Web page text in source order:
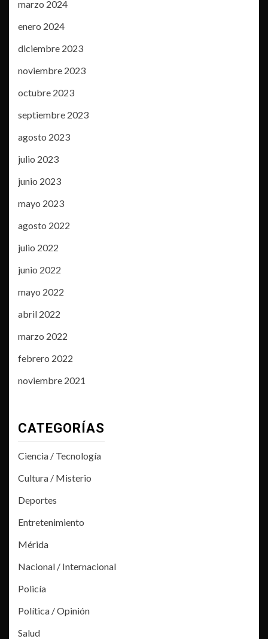
marzo 2024
enero 2024
diciembre 2023
noviembre 2023
octubre 2023
septiembre 2023
agosto 2023
julio 2023
junio 2023
mayo 2023
agosto 2022
julio 2022
junio 2022
mayo 2022
abril 2022
marzo 2022
febrero 2022
noviembre 2021
CATEGORÍAS
Ciencia / Tecnología
Cultura / Misterio
Deportes
Entretenimiento
Mérida
Nacional / Internacional
Policía
Política / Opinión
Salud